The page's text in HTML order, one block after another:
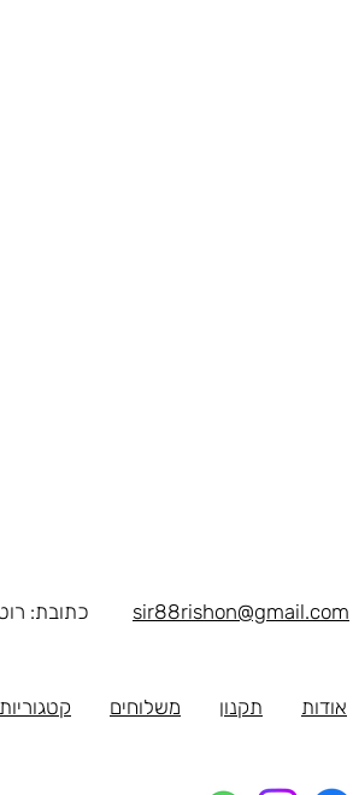
כתובת: רוטשילד 1, sir88rishon@gmail.com
אודות תקנון משלוחים